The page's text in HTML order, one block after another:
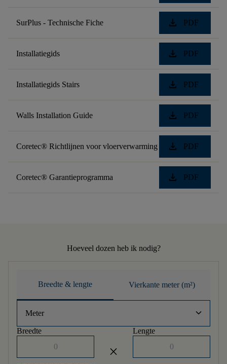
SurPlus - Technische Fiche download PDF
Installatiegids download PDF
Installatiegids Stairs download PDF
Walls Installation Guide download PDF
Coretec® Richtlijnen voor vloerverwarming download PDF
Coretec® Garantieprogramma download PDF
Hoeveel dozen heb ik nodig?
Breedte & lengte Vierkante meter (m²)
Meter keyboard_arrow_down
Breedte
close
Lengte